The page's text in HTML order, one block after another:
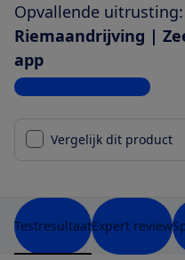
Opvallende uitrusting:
Riemaandrijving |
app
Bekijk alle specificaties
Vergelijk dit product
TestresultaatExpert review